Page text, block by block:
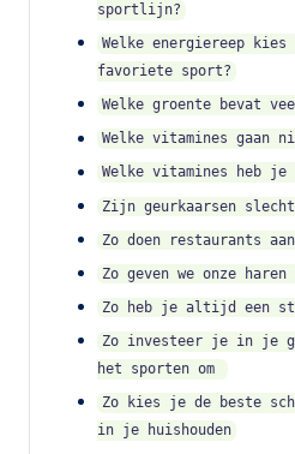
sportlijn?
Welke energiereep
favoriete sport?
Welke groente bevat
Welke vitamines gaan
Welke vitamines heb je
Zijn geurkaarsen
Zo doen restaurants
Zo geven we onze
Zo heb je altijd een
Zo investeer je in je
het sporten om
Zo kies je de beste
in je huishouden